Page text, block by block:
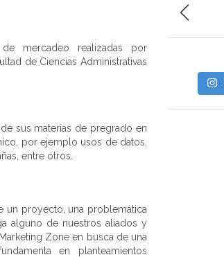
mercadeo realizadas por
de Ciencias Administrativas
sus materias de pregrado en
por ejemplo usos de datos,
entre otros.
proyecto, una problemática
alguno de nuestros aliados y
Zone en busca de una
en planteamientos